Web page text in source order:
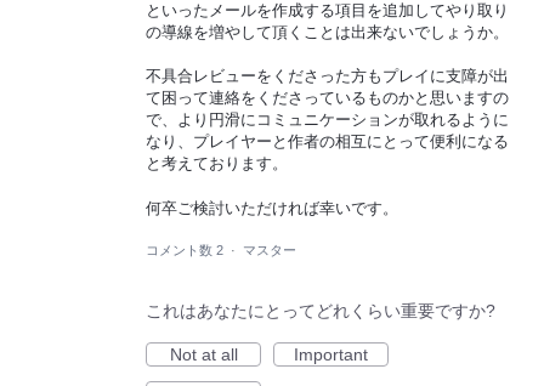
といったメールを作成する項目を追加してやり取り
の導線を増やして頂くことは出来ないでしょうか。
不具合レビューをくださった方もプレイに支障が出
て困って連絡をくださっているものかと思いますの
で、より円滑にコミュニケーションが取れるように
なり、プレイヤーと作者の相互にとって便利になる
と考えております。
何卒ご検討いただければ幸いです。
コメント数 2 · マスター
これはあなたにとってどれくらい重要ですか?
Not at all
Important